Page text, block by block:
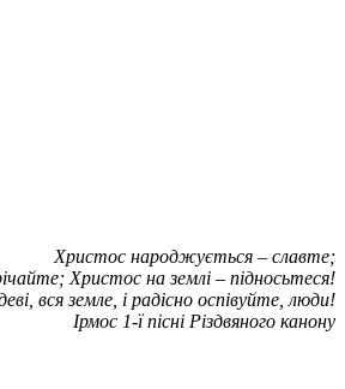
Христос народжується – славте;
Христос на землі – підносьтеся!
вся земле, і радісно оспівуйте, люди!
Ірмос 1-ї пісні Різдвяного канону